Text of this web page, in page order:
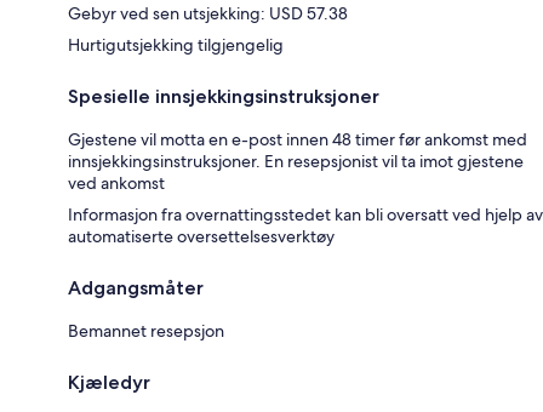
Gebyr ved sen utsjekking: USD 57.38
Hurtigutsjekking tilgjengelig
Spesielle innsjekkingsinstruksjoner
Gjestene vil motta en e-post innen 48 timer før ankomst med
innsjekkingsinstruksjoner. En resepsjonist vil ta imot gjestene
ved ankomst
Informasjon fra overnattingsstedet kan bli oversatt ved hjelp av
automatiserte oversettelsesverktøy
Adgangsmåter
Bemannet resepsjon
Kjæledyr